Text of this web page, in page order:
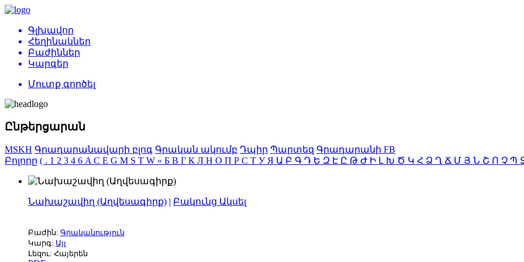
Գլխավոր
Հեղինակներ
Բաժիններ
Կարգեր
Մուտք գործել
Ընթերցարան
MSKH Գրադարանավարի բլոգ Գրական ակումբ Դպիր Պարտեզ Գրադարանի FB
Բոլորը ( . 1 2 3 4 6 AC E G M S T W « Б В Г К Л Н О П Р С Т УЯ Ա Բ Գ Դ Ե Զ Է Ը Թ Ժ Ի Լ Խ Ծ Կ Հ Ձ Ղ Ճ Մ Յ Ն Շ Ո Չ Պ
Նախաշավիղ (Աղվեսագիրք) | Բակունց Ակսել
Բաժին: Գրականություն
Կարգ: Այլ
Լեզու: Հայերեն